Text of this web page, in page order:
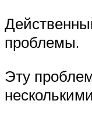
проблемы.
Эту